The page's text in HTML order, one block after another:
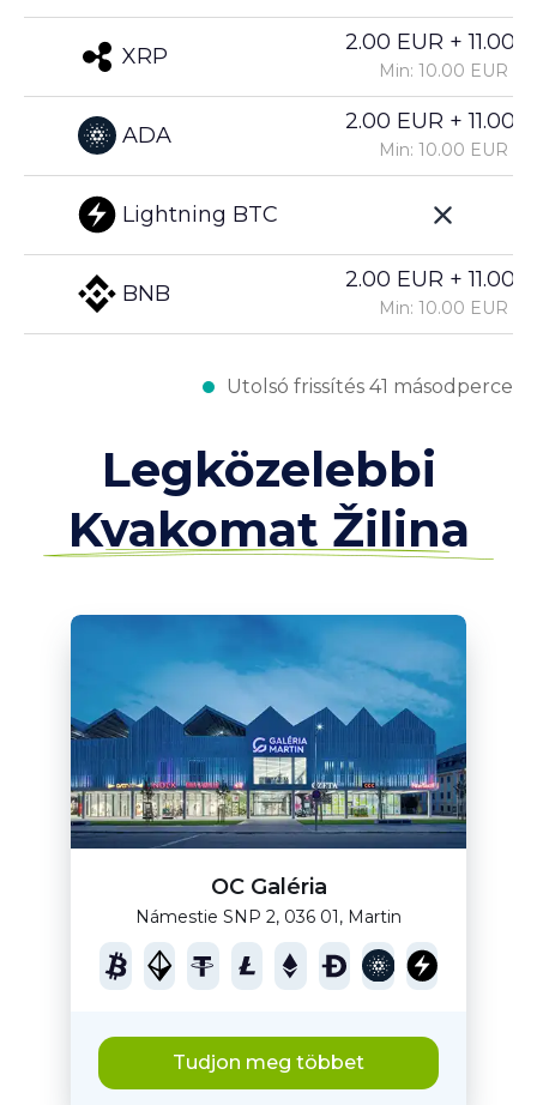
XRP
ADA
Lightning BTC
BNB
2.00 EUR +
Min: 10.00 EUR
2.00 EUR +
Min: 10.00 EUR
2.00 EUR +
Min: 10.00 EUR
Utolsó frissítés 41 másodperce
Legközelebbi
Kvakomat Žilina
OC Galéria
Námestie SNP 2, 036 01, Martin
Tudjon meg többet